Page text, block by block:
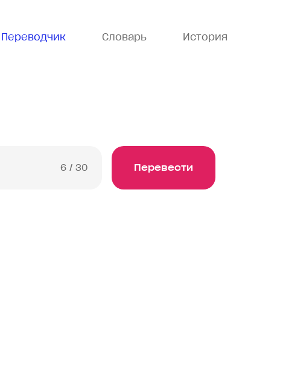
Переводчик Словарь История
6 / 30 Перевести